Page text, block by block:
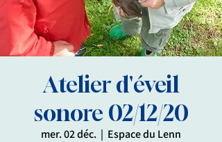
Atelier d'éveil
sonore 02/12/20
mer. 02 déc.
  |
Espace du Lenn